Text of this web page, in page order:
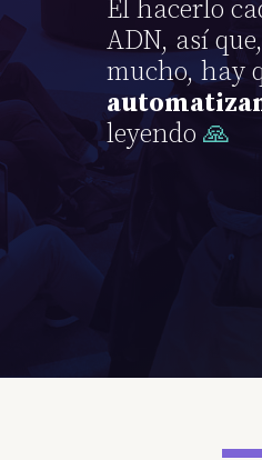
El hacerlo
ADN, así
mucho, hay
leyendo 🙏